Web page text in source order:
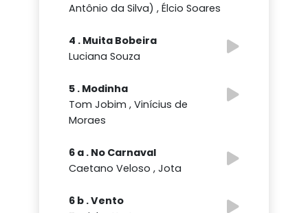
Antônio da Silva) , Élcio Soares
4 . Muita Bobeira
Luciana Souza
5 . Modinha
Tom Jobim , Vinícius de
Moraes
6 a . No Carnaval
Caetano Veloso , Jota
6 b . Vento